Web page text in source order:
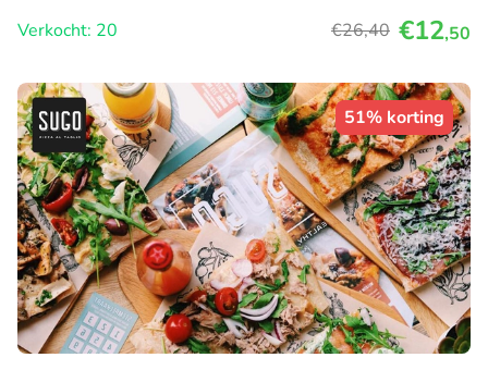
Verkocht: 20
€26,40 €12,50
51% korting